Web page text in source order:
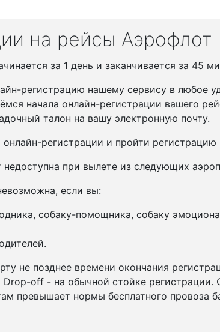
на рейсы Аэрофлот
за 1 день и заканчивается за 45
регистрацию нашему сервису в любое
начала онлайн-регистрации вашего
талон на вашу электронную почту.
регистрации и пройти
при вылете из следующих
если вы:
собаку-помощника, собаку
не позднее времени окончания
off - на обычной стойке регистрации.
превышает нормы бесплатного провоза